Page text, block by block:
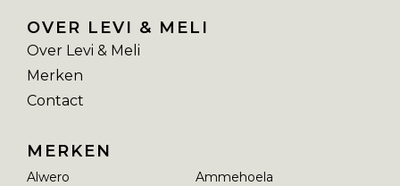
OVER LEVI & MELI
Over Levi & Meli
Merken
Contact
MERKEN
Alwero
Ammehoela